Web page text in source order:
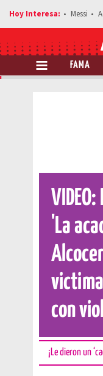
Messi
FAMA
'La
con
¡Le dieron un